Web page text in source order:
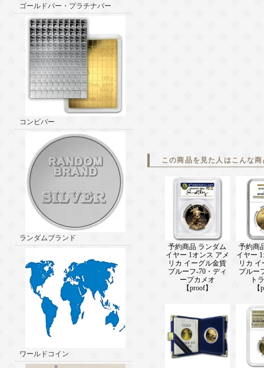
ゴールドバー・プラチナバー
コンビバー
ランダムブランド
ワールドコイン
この商品を見た人はこんな
予約商品 ランダム
イヤー 1オンス アメ
リカ イーグル金貨
プルーフ-70・ディ
ープカメオ
【proof】
予約商
イヤー
リカ
プルー
ト